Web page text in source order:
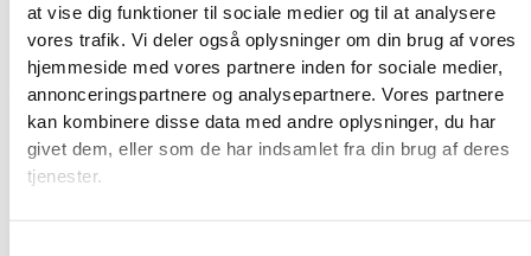
at vise dig funktioner til sociale medier og til at analysere
vores trafik. Vi deler også oplysninger om din brug af vores
hjemmeside med vores partnere inden for sociale medier,
annonceringspartnere og analysepartnere. Vores partnere
kan kombinere disse data med andre oplysninger, du har
givet dem, eller som de har indsamlet fra din brug af deres
tjenester.
Beskrivelse
Spørg om produktet
Send den tapre Rubble i hans Aqua Pups våddragt og hjelm ud
på redningsaktioner på havet. Fastgør Rubble på ryggen af
hammerhajen og rul den fremad for at aktivere hovedets
bevægelse.